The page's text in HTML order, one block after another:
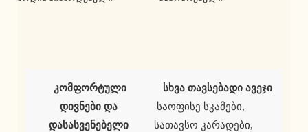
კომფორტული
დივნები და
დასასვენებელი
სხვა თავსებადი ავეჯი
სათავსო კარადები,